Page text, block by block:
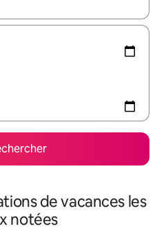
utilisez les flèches vers le
de vacances les
notées